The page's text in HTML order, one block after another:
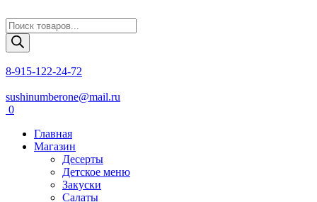
Поиск
товаров
8-915-122-24-72
sushinumberone@mail.ru
0
Главная
Магазин
Десерты
Детское меню
Закуски
Салаты